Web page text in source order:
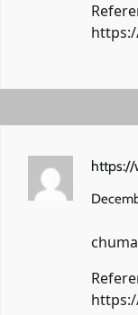
https://